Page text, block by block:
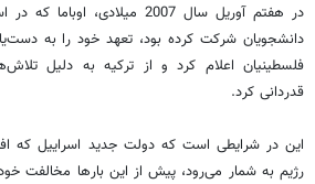
در هفتم آوریل سال 2007 میلادی،
دانشجویان شرکت کرده بود، تعهد خود را به
فلسطینیان اعلام کرد و از ترکیه به دلیل
قدردانی کرد.
این در شرایطی است که دولت جدید اسراییل که
رژیم به شمار می‌رود، پیش از این بار‌ها مخالفت خود